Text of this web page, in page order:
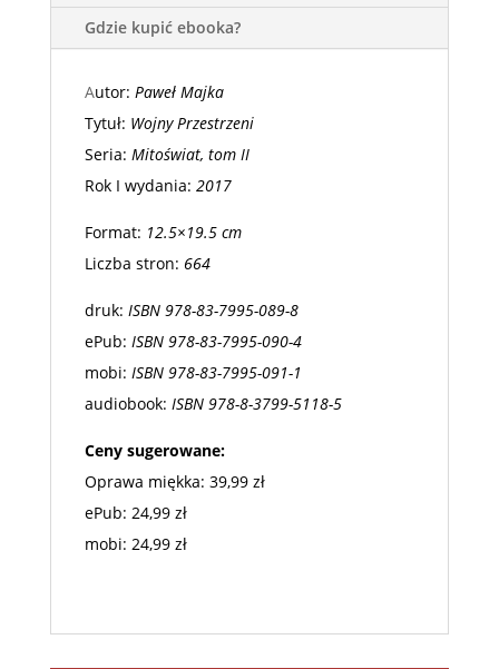
Gdzie kupić ebooka?
Autor: Paweł Majka
Tytuł: Wojny Przestrzeni
Seria: Mitoświat, tom II
Rok I wydania: 2017
Format: 12.5×19.5 cm
Liczba stron: 664
druk: ISBN 978-83-7995-089-8
ePub: ISBN 978-83-7995-090-4
mobi: ISBN 978-83-7995-091-1
audiobook: ISBN 978-8-3799-5118-5
Ceny sugerowane:
Oprawa miękka: 39,99 zł
ePub: 24,99 zł
mobi: 24,99 zł